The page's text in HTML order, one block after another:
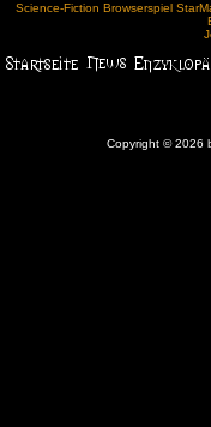
Science-Fiction Browserspiel
Copyright © 2026